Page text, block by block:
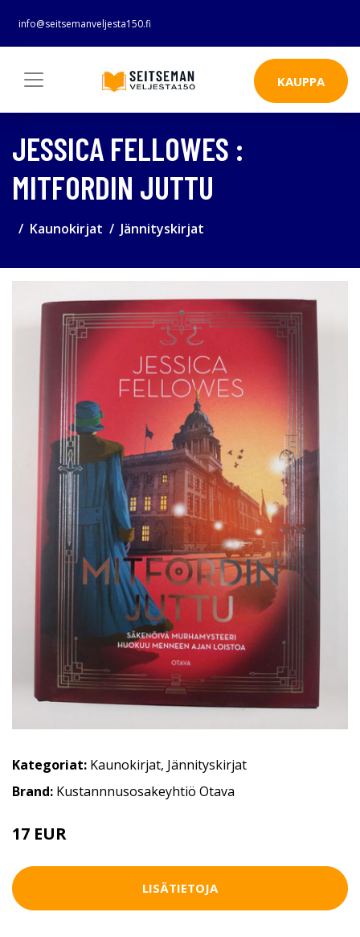
info@seitsemanveljesta150.fi
KAUPPA
JESSICA FELLOWES :
MITFORDIN JUTTU
Kaunokirjat Jännityskirjat
Kategoriat: Kaunokirjat, Jännityskirjat
Brand: Kustannnusosakeyhtiö Otava
17 EUR
LISÄTIETOJA